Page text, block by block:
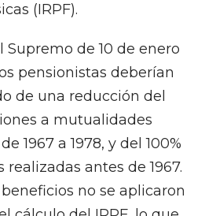
(IRPF).
de 10 de enero
pensionistas deberían
de una reducción del
a mutualidades
1967 a 1978, y del 100%
antes de 1967.
no se aplicaron